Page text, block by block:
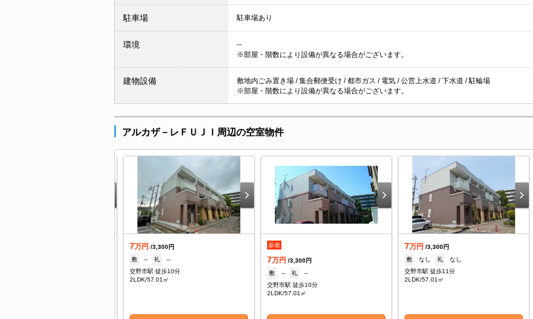
駐車場 駐車場あり
環境
--
※部屋・階数により設備が異なる場合がございます。
建物設備
敷地内ごみ置き場 / 集合郵便受け / 都市ガス / 電気 / 公営上水道 / 下水道 / 駐輪場
※部屋・階数により設備が異なる場合がございます。
アルカザ－レＦＵＪＩ周辺の空室物件
7万円 /3,300円
敷
-- 礼
--
交野市駅 徒歩10分
2LDK/57.01㎡
新着
7万円 /3,300円
敷
-- 礼
--
交野市駅 徒歩10分
2LDK/57.01㎡
7万円 /3,300円
敷
なし 礼
なし
交野市駅 徒歩11分
2LDK/57.01㎡